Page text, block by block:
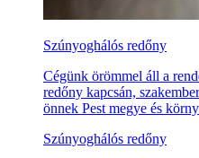
Szúnyoghálós redőny
Cégünk örömmel áll a
redőny kapcsán,
önnek Pest megye és
Szúnyoghálós redőny